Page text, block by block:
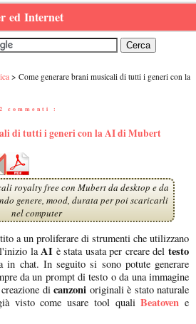
ed Internet
Come generare brani musicali di tutti i generi con la
2 commenti :
di tutti i generi con la AI di Mubert
royalty free con Mubert da desktop e da
genere, mood, durata per poi scaricarli
nel computer
a un proliferare di strumenti che utilizzano
laAI è stata usata per creare deltesto
in chat. In seguito si sono potute generare
da un prompt di testo o da una immagine
dicanzoni originali è stato naturale
visto come usare tool qualiBeatoven e